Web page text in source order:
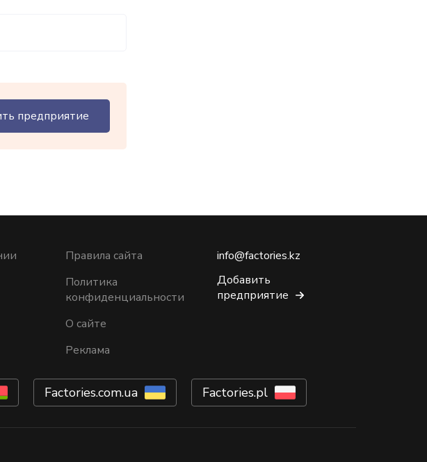
предприятие
Правила сайта
Политика
конфиденциальности
О сайте
Реклама
info@factories.kz
Добавить
предприятие
Factories.com.ua Factories.pl